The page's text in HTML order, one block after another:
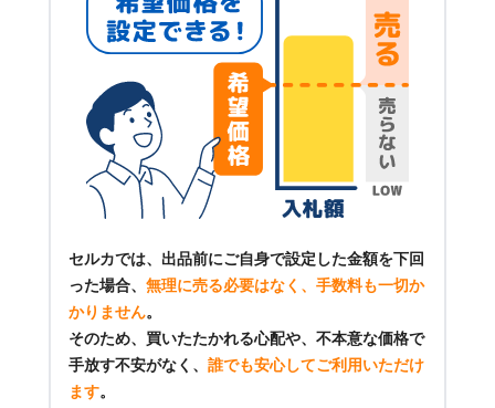
セルカでは、出品前にご自身で設定した金額を下回
った場合、 無理に売る必要はなく、手数料も一切か
かりません。
そのため、買いたたかれる心配や、不本意な価格で
手放す不安がなく、 誰でも安心してご利用いただけ
ます。